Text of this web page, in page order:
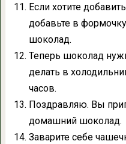
Если хотите
добавьте в
шоколад.
Теперь шоколад
делать в
часов.
Поздравляю. Вы
домашний шоколад.
Заварите себе